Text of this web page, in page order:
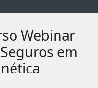
Webinar
em